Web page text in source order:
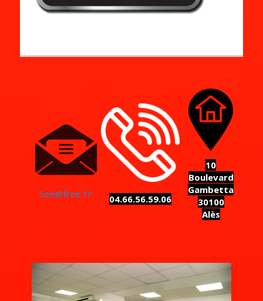
See@free.fr 04.66.56.59.06
10
Boulevard
Gambetta
30100
Alès